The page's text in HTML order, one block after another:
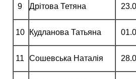
9 Дрітова Тетяна
10 Кудланова Татьяна
11 Сошевська Наталія